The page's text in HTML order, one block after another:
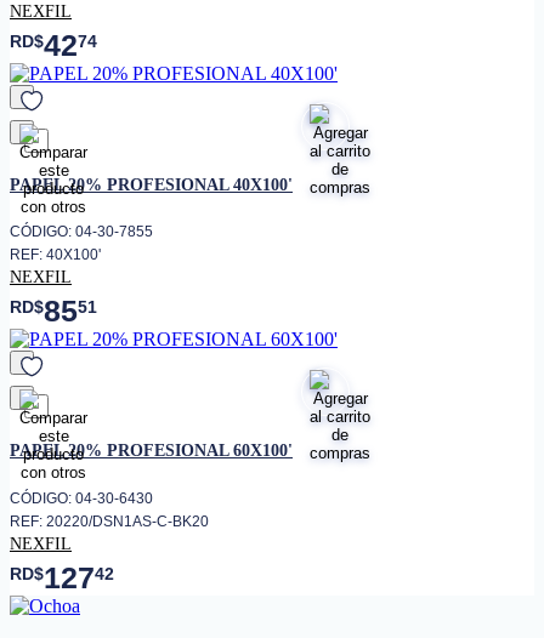
NEXFIL
RD$4274
favorito
PAPEL 20% PROFESIONAL 40X100'
CÓDIGO: 04-30-7855
REF: 40X100'
NEXFIL
RD$8551
favorito
PAPEL 20% PROFESIONAL 60X100'
CÓDIGO: 04-30-6430
REF: 20220/DSN1AS-C-BK20
NEXFIL
RD$12742